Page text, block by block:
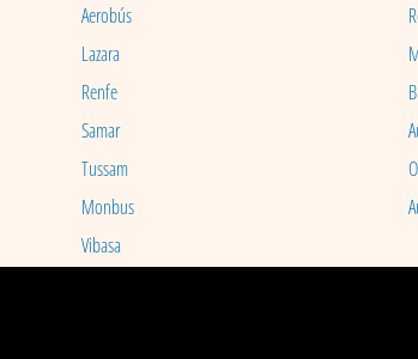
Aerobús
Lazara
Renfe
Samar
Tussam
Monbus
Vibasa